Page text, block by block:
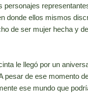
donde ellos mismos
de ser mujer hecha y
le llegó por un
pesar de ese momento
ese mundo que